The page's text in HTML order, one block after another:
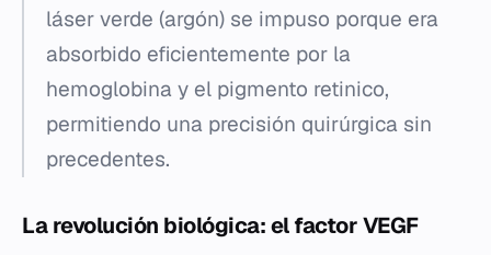
láser verde (argón) se impuso porque era
absorbido eficientemente por la
hemoglobina y el pigmento retinico,
permitiendo una precisión quirúrgica sin
precedentes.
La revolución biológica: el factor VEGF